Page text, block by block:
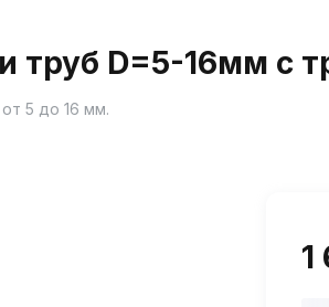
D=5-16мм с
5 до 16 мм.
1